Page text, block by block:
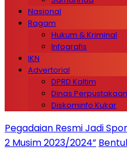
Nasional
Ragam
Hukum & Kriminal
Infografis
IKN
Advertorial
DPRD Kaltim
Dinas
Diskominfo Kukar
Pegadaian Resmi Jadi
2 Musim 2023/2024”